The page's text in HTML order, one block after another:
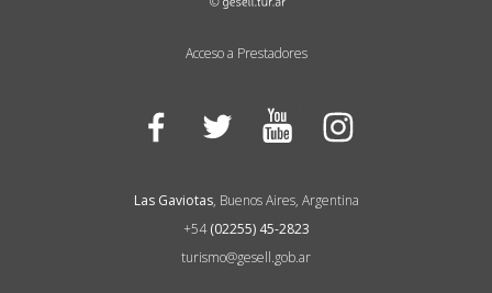
Acceso a Prestadores
Facebook Twitter YouTube
Las Gaviotas, Buenos Aires, Argentina
+54(02255) 45-2823
turismo@gesell.gob.ar